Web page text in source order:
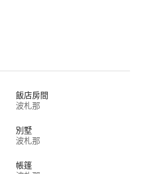
飯店房間
波札那
別墅
波札那
帳篷